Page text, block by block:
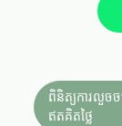
ពិនិត្យការលួច
ឥតគិតថ្លៃ